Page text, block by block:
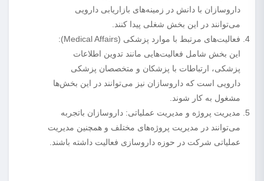
داروسازان با دانش در زمینه‌های بازاریابی دارویی
می‌توانند در این بخش شغلی پیدا کنند.
فعالیت‌های مرتبط با موارد پزشکی (Medical Affairs):
این بخش شامل فعالیت‌هایی مانند تدوین اطلاعات
پزشکی، ارتباطات با پزشکان و متخصصان پزشکی
دارویی است که داروسازان نیز می‌توانند در این بخش‌ها
مشغول به کار شوند.
مدیریت پروژه و مدیریت عملیاتی: داروسازان باتجربه
می‌توانند در مدیریت پروژه‌های مختلف و همچنین مدیریت
عملیاتی شرکت در حوزه داروسازی فعالیت داشته باشند.